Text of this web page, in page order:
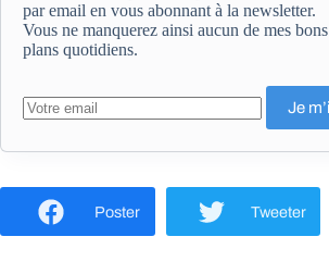
par email en vous abonnant à la newsletter.
Vous ne manquerez ainsi aucun de mes bons
plans quotidiens.
Poster Tweeter